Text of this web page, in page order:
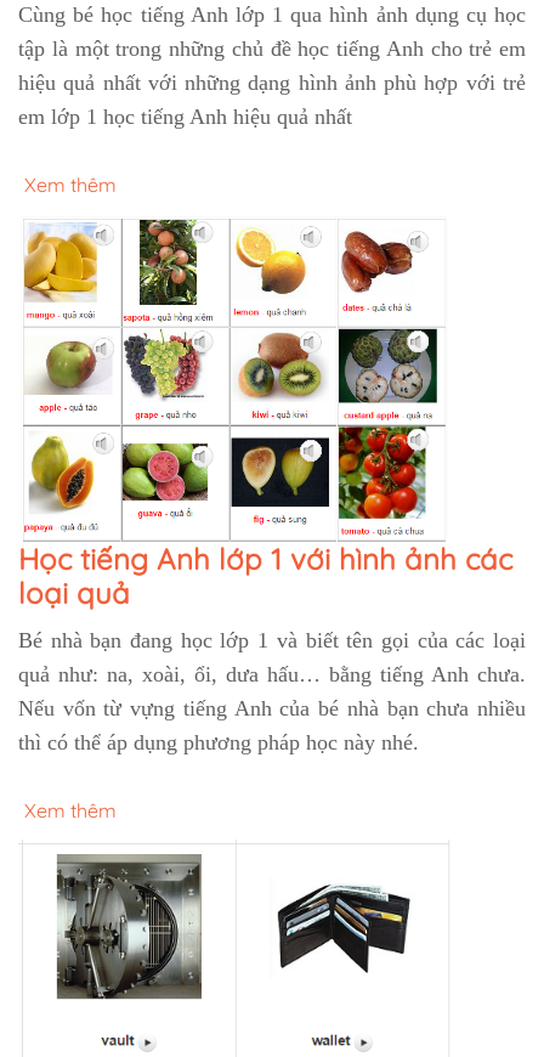
Cùng bé học tiếng Anh lớp 1 qua hình ảnh dụng cụ học
tập là một trong những chủ đề học tiếng Anh cho trẻ em
hiệu quả nhất với những dạng hình ảnh phù hợp với trẻ
em lớp 1 học tiếng Anh hiệu quả nhất
Xem thêm
Học tiếng Anh lớp 1 với hình ảnh các
loại quả
Bé nhà bạn đang học lớp 1 và biết tên gọi của các loại
quả như: na, xoài, ổi, dưa hấu… bằng tiếng Anh chưa.
Nếu vốn từ vựng tiếng Anh của bé nhà bạn chưa nhiều
thì có thể áp dụng phương pháp học này nhé.
Xem thêm